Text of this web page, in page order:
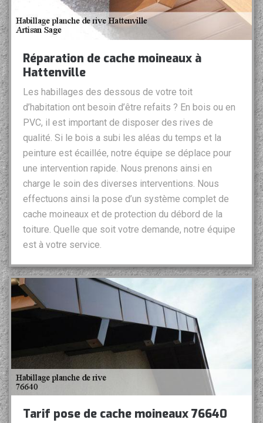
Réparation de cache moineaux à
Hattenville
Les habillages des dessous de votre toit
d’habitation ont besoin d’être refaits ? En bois ou en
PVC, il est important de disposer des rives de
qualité. Si le bois a subi les aléas du temps et la
peinture est écaillée, notre équipe se déplace pour
une intervention rapide. Nous prenons ainsi en
charge le soin des diverses interventions. Nous
effectuons ainsi la pose d’un système complet de
cache moineaux et de protection du débord de la
toiture. Quelle que soit votre demande, notre équipe
est à votre service.
Tarif pose de cache moineaux 76640